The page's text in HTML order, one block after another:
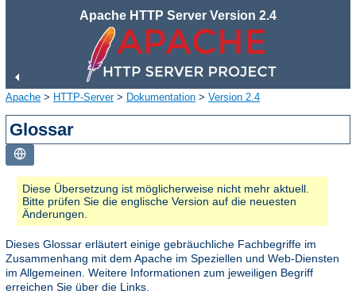
Apache HTTP Server Version 2.4
Apache > HTTP-Server> Dokumentation > Version 2.4
Glossar
Diese Übersetzung ist möglicherweise nicht mehr aktuell.
Bitte prüfen Sie die englische Version auf die neuesten
Änderungen.
Dieses Glossar erläutert einige gebräuchliche Fachbegriffe im
Zusammenhang mit dem Apache im Speziellen und Web-Diensten
im Allgemeinen. Weitere Informationen zum jeweiligen Begriff
erreichen Sie über die Links.